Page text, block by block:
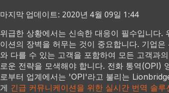
마지막 업데이트: 2020년 4월 09일 1:44
위급한 상황에서는 신속한 대응이 필수입니다.
이션의 장벽을 허무는 것이 중요합니다. 기업
와 다를 수 있는 고객을 포함하여 모든 고객과
로운 전략을 모색해야 합니다. 전화 통역(OPI)
로부터 업계에서는 'OPI'라고 불리는
게 긴급 커뮤니케이션을 위한 실시간 번역 솔루